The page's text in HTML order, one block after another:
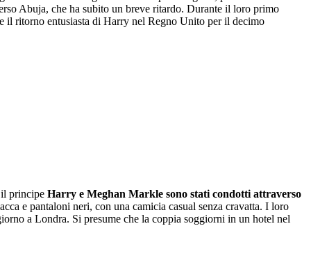
Abuja, che ha subito un breve ritardo. Durante il loro primo
il ritorno entusiasta di Harry nel Regno Unito per il decimo
principe Harry e Meghan Markle sono stati condotti attraverso
e pantaloni neri, con una camicia casual senza cravatta. I loro
a Londra. Si presume che la coppia soggiorni in un hotel nel